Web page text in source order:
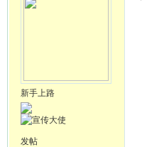
新手上路
发帖